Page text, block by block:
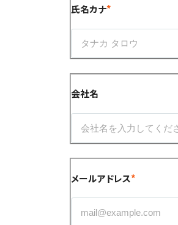
氏名カナ
会社名
メールアドレス